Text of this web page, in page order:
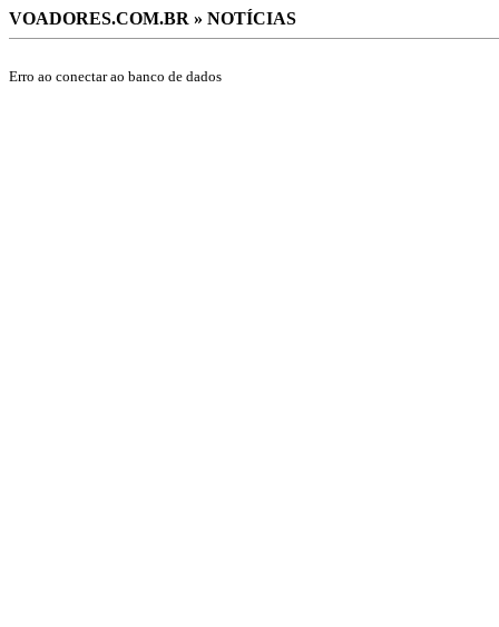
VOADORES.COM.BR » NOTÍCIAS
Erro ao conectar ao banco de dados